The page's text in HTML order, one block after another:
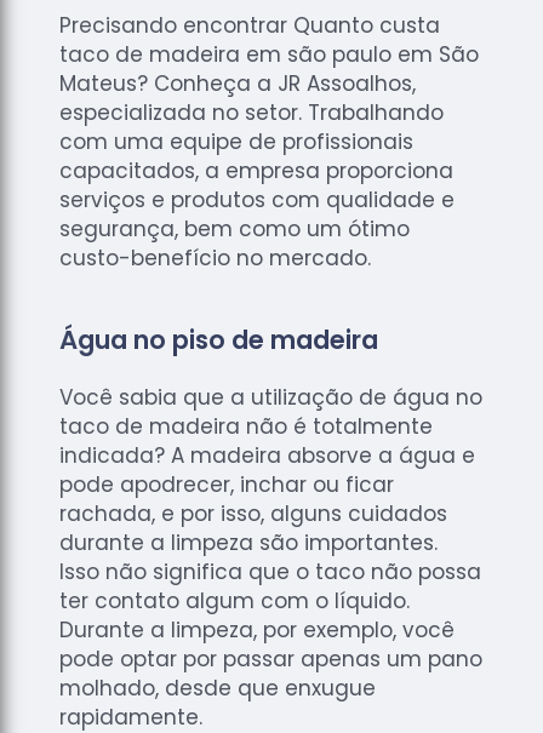
de Tacos
de
Madeiras
Raspagens
de Pisos
Tacos de
Madeiras
Precisando encontrar Quanto custa
taco de madeira em são paulo em São
Mateus? Conheça a JR Assoalhos,
especializada no setor. Trabalhando
com uma equipe de profissionais
capacitados, a empresa proporciona
serviços e produtos com qualidade e
segurança, bem como um ótimo
custo-benefício no mercado.
Água no piso de madeira
Você sabia que a utilização de água no
taco de madeira não é totalmente
indicada? A madeira absorve a água e
pode apodrecer, inchar ou ficar
rachada, e por isso, alguns cuidados
durante a limpeza são importantes.
Isso não significa que o taco não possa
ter contato algum com o líquido.
Durante a limpeza, por exemplo, você
pode optar por passar apenas um pano
molhado, desde que enxugue
rapidamente.